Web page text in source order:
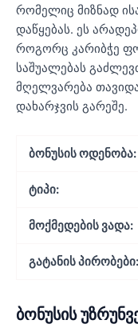
რომელიც მიზნად
დაწყებას. ეს
როგორც კარიბჭე
საშუალებას
მღელვარება
დახარჯვის გარეშე.
ბონუსის ოდენობა:
ტიპი:
მოქმედების ვადა:
გატანის პირობები:
ბონუსის